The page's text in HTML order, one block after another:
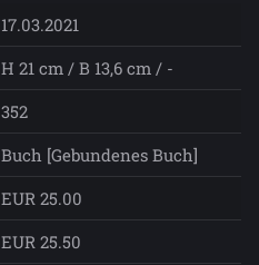
17.03.2021
H 21 cm / B 13,6 cm / -
352
Buch [Gebundenes Buch]
EUR 25.00
EUR 25.50